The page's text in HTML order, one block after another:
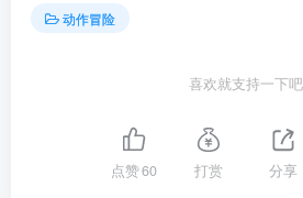
动作冒险
喜欢就支持一下吧
点赞60 打赏 分享